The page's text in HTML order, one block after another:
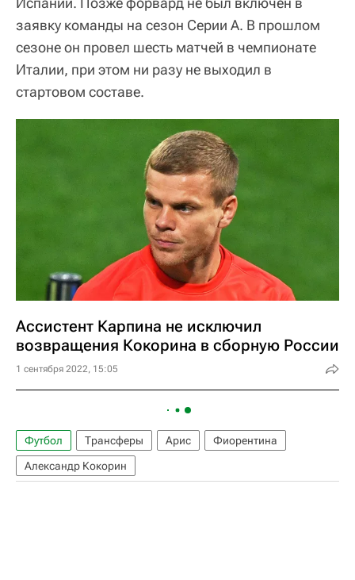
заявку команды на сезон Серии А. В прошлом
сезоне он провел шесть матчей в чемпионате
Италии, при этом ни разу не выходил в
стартовом составе.
Ассистент Карпина не исключил
возвращения Кокорина в сборную России
1 сентября 2022, 15:05
Футбол Трансферы Арис
Фиорентина
Александр Кокорин